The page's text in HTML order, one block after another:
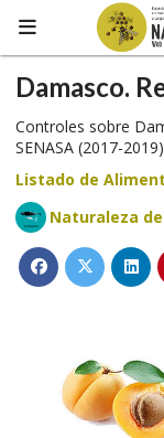
Damasco.
Controles sobre
SENASA (2017-
Listado de
Naturaleza